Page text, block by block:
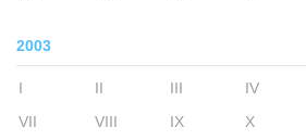
2003
I II III IV
VII
VIII IX X